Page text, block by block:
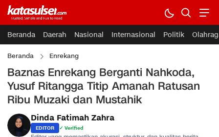
Beranda Daerah Nasional Internasional Politik
Beranda Enrekang
Baznas Enrekang Berganti Nahkoda,
Yusuf Ritangga Titip Amanah Ratusan
Ribu Muzaki dan Mustahik
Dinda Fatimah Zahra
EDITOR ✓ Verified